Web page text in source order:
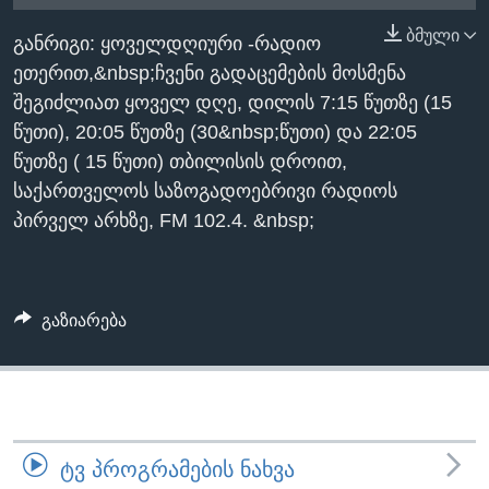
ᲯᲐᲜᲛᲠᲗᲔᲚᲝᲑᲐ
ᲛᲔᲪᲜᲘᲔᲠᲔᲑᲐ
ᲘᲜᲢᲔᲠᲕᲘᲣ
ᲙᲣᲚᲢᲣᲠᲐ
ᲒᲐᲚᲘᲚᲔᲝ
Learning English
ᲗᲕᲐᲚᲘ ᲒᲕᲐᲓᲔᲕᲜᲔᲗ
ენები
ბმული
განრიგი: ყოველდღიური -რადიო
ეთერით,&nbsp;ჩვენი გადაცემების მოსმენა
შეგიძლიათ ყოველ დღე, დილის 7:15 წუთზე (15
წუთი), 20:05 წუთზე (30&nbsp;წუთი) და 22:05
წუთზე ( 15 წუთი) თბილისის დროით,
საქართველოს საზოგადოებრივი რადიოს
პირველ არხზე, FM 102.4. &nbsp;
გაზიარება
ᲢᲕ ᲞᲠᲝᲒᲠᲐᲛᲔᲑᲘᲡ ᲜᲐᲮᲕᲐ